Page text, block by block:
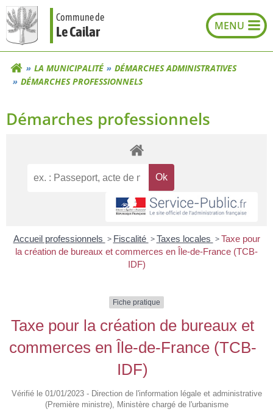
Aller
au
contenu
Commune de
Le Cailar
LA MUNICIPALITÉ
DÉMARCHES ADMINISTRATIVES
DÉMARCHES PROFESSIONNELS
Démarches professionnels
Accueil professionnels > Fiscalité > Taxes locales > Taxe pour
la création de bureaux et commerces en Île-de-France (TCB-
IDF)
Fiche pratique
Taxe pour la création de bureaux et
commerces en Île-de-France (TCB-
IDF)
Vérifié le 01/01/2023 - Direction de l'information légale et administrative
(Première ministre), Ministère chargé de l'urbanisme